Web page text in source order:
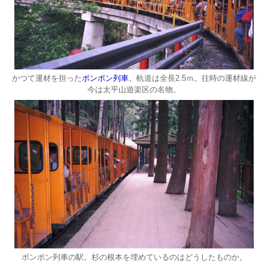
かつて運材を担ったボンボン列車。軌道は全長2.5ｍ。往時の運材線が
今は太平山遊楽区の名物。
ボンボン列車の駅。杉の根本を埋めているのはどうしたものか。